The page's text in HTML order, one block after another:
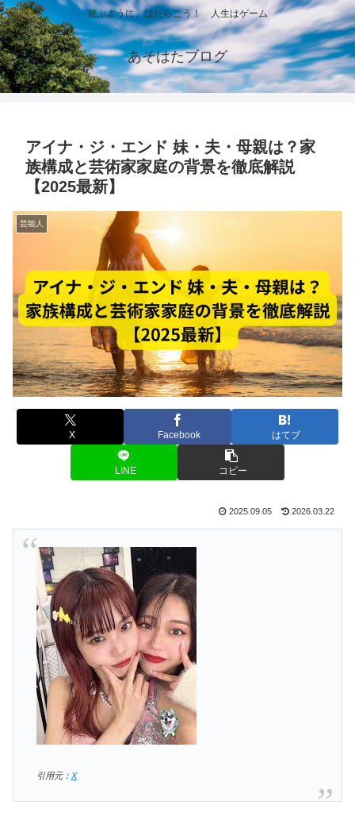
遊ぶように、はたらこう！ 人生はゲーム
あそはたブログ
アイナ・ジ・エンド 妹・夫・母親は？家
族構成と芸術家家庭の背景を徹底解説
【2025最新】
芸能人
X Facebook はてブ
LINE コピー
2025.09.05 2026.03.22
引用元： X